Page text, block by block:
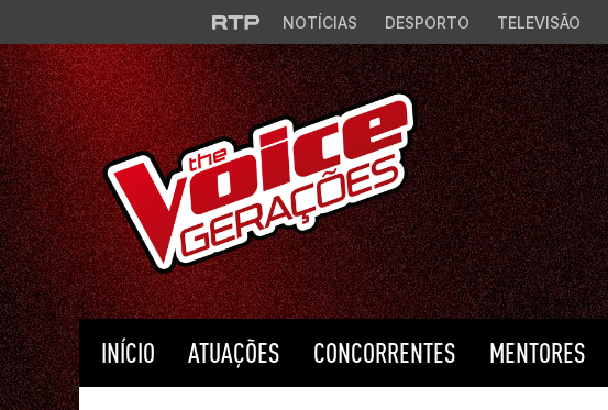
Saltar para o conteúdo principal
NOTÍCIAS DESPORTO TELEVISÃO
INÍCIO ATUAÇÕES CONCORRENTES MENTORES